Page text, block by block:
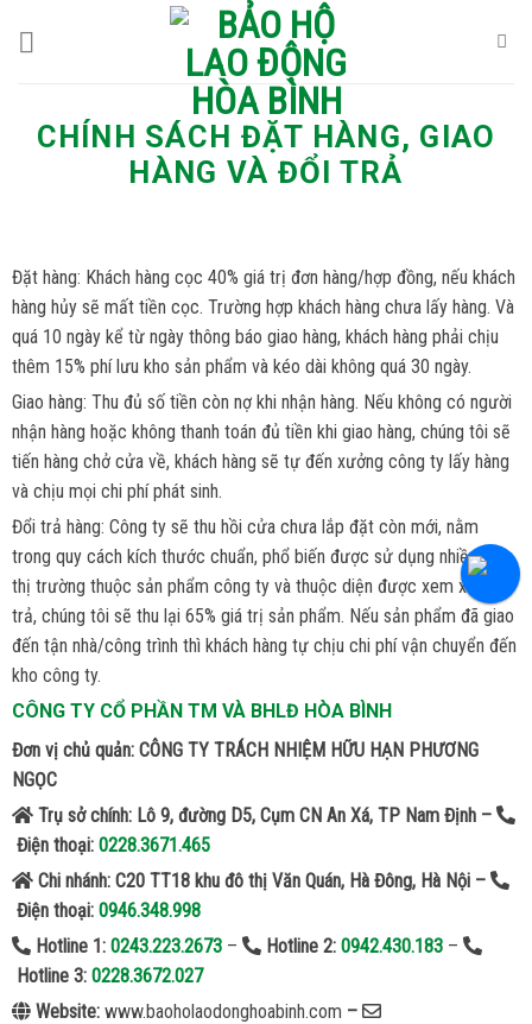
CHÍNH SÁCH ĐẶT HÀNG, GIAO
HÀNG VÀ ĐỔI TRẢ
Đặt hàng: Khách hàng cọc 40% giá trị đơn hàng/hợp đồng, nếu khách
hàng hủy sẽ mất tiền cọc. Trường hợp khách hàng chưa lấy hàng. Và
quá 10 ngày kể từ ngày thông báo giao hàng, khách hàng phải chịu
thêm 15% phí lưu kho sản phẩm và kéo dài không quá 30 ngày.
Giao hàng: Thu đủ số tiền còn nợ khi nhận hàng. Nếu không có người
nhận hàng hoặc không thanh toán đủ tiền khi giao hàng, chúng tôi sẽ
tiến hàng chở cửa về, khách hàng sẽ tự đến xưởng công ty lấy hàng
và chịu mọi chi phí phát sinh.
Đổi trả hàng: Công ty sẽ thu hồi cửa chưa lắp đặt còn mới, nằm
trong quy cách kích thước chuẩn, phổ biến được sử dụng nhiều trên
thị trường thuộc sản phẩm công ty và thuộc diện được xem xét đổi
trả, chúng tôi sẽ thu lại 65% giá trị sản phẩm. Nếu sản phẩm đã giao
đến tận nhà/công trình thì khách hàng tự chịu chi phí vận chuyển đến
kho công ty.
CÔNG TY CỔ PHẦN TM VÀ BHLĐ HÒA BÌNH
Đơn vị chủ quản: CÔNG TY TRÁCH NHIỆM HỮU HẠN PHƯƠNG
NGỌC
Trụ sở chính: Lô 9, đường D5, Cụm CN An Xá, TP Nam Định –
Điện thoại: 0228.3671.465
Chi nhánh: C20 TT18 khu đô thị Văn Quán, Hà Đông, Hà Nội –
Điện thoại: 0946.348.998
Hotline 1: 0243.223.2673 – Hotline 2: 0942.430.183 –
Hotline 3: 0228.3672.027
Website: www.baoholaodonghoabinh.com –